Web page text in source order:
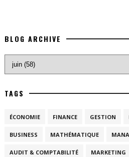
BLOG ARCHIVE
TAGS
ÉCONOMIE FINANCE GESTION
BUSINESS MATHÉMATIQUE
AUDIT & COMPTABILITÉ MARKETING